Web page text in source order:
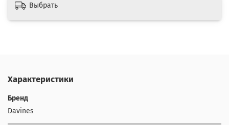
Выбрать
Характеристики
Бренд
Davines